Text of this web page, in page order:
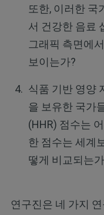
또한, 이러한 국
서 건강한 음료
그래픽 측면에
보이는가?
식품 기반 영양
을 보유한 국가
(HHR) 점수는
한 점수는 세계
떻게 비교되는
연구진은 네 가지